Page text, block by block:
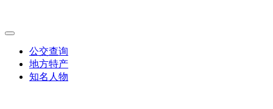
公交查询
地方特产
知名人物